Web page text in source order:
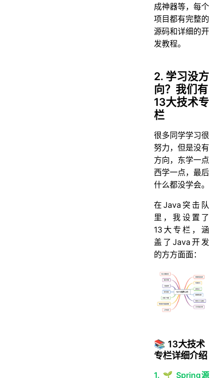
成神器等，每个
项目都有完整的
源码和详细的开
发教程。
2. 学习没方
向？我们有
13大技术专
栏
很多同学学习很
努力，但是没有
方向，东学一点
西学一点，最后
什么都没学会。
在Java突击队
里，我设置了
13大专栏，涵
盖了Java开发
的方方面面：
📚 13大技术
专栏详细介绍
1. 🌱 Spring源